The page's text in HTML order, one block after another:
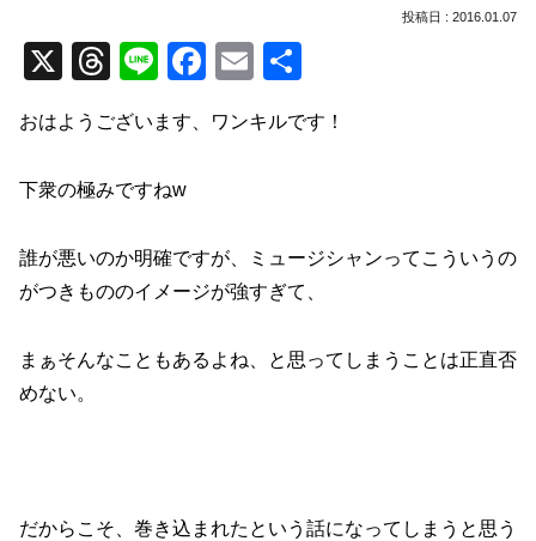
2016.01.07
X
T
e
a
s
Li
e
F
c
o
o
E
ail
おはようございます、ワンキルです！
下衆の極みですねw
誰が悪いのか明確ですが、ミュージシャンってこういうの
がつきもののイメージが強すぎて、
まぁそんなこともあるよね、と思ってしまうことは正直否
めない。
だからこそ、巻き込まれたという話になってしまうと思う